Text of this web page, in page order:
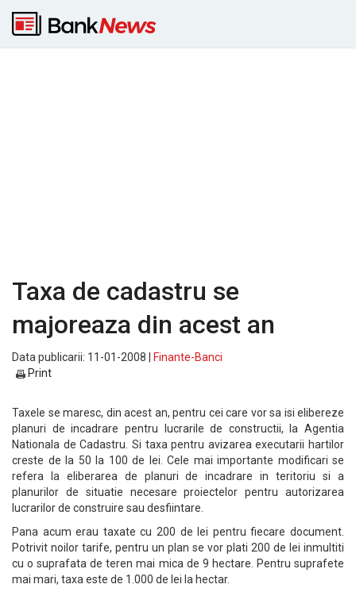
Taxa de cadastru se
majoreaza din acest an
Data publicarii: 11-01-2008 |
Finante-Banci
Print
Taxele se maresc, din acest an, pentru cei care vor sa isi elibereze
planuri de incadrare pentru lucrarile de constructii, la Agentia
Nationala de Cadastru. Si taxa pentru avizarea executarii hartilor
creste de la 50 la 100 de lei. Cele mai importante modificari se
refera la eliberarea de planuri de incadrare in teritoriu si a
planurilor de situatie necesare proiectelor pentru autorizarea
lucrarilor de construire sau desfiintare.
Pana acum erau taxate cu 200 de lei pentru fiecare document.
Potrivit noilor tarife, pentru un plan se vor plati 200 de lei inmultiti
cu o suprafata de teren mai mica de 9 hectare. Pentru suprafete
mai mari, taxa este de 1.000 de lei la hectar.